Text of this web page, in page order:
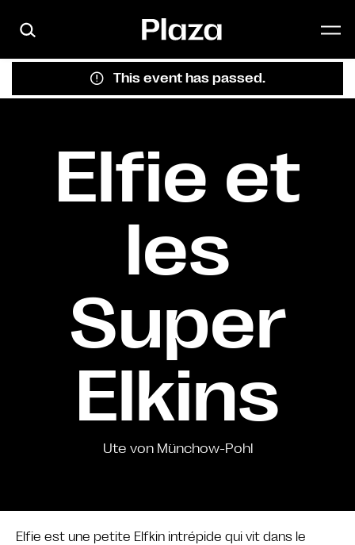
This event has passed.
Elfie et
les
Super
Elkins
Ute von Münchow-Pohl
Elfie est une petite Elfkin intrépide qui vit dans le